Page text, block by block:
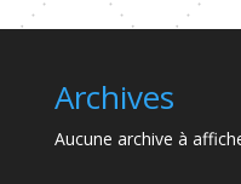
Archives
Aucune archive à